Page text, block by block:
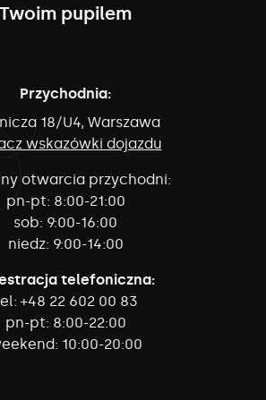
Twoim pupilem
Przychodnia:
18/U4, Warszawa
wskazówki dojazdu
otwarcia przychodni:
pn-pt: 8:00-21:00
sob: 9:00-16:00
niedz: 9:00-14:00
telefoniczna:
+48 22 602 00 83
pn-pt: 8:00-22:00
10:00-20:00